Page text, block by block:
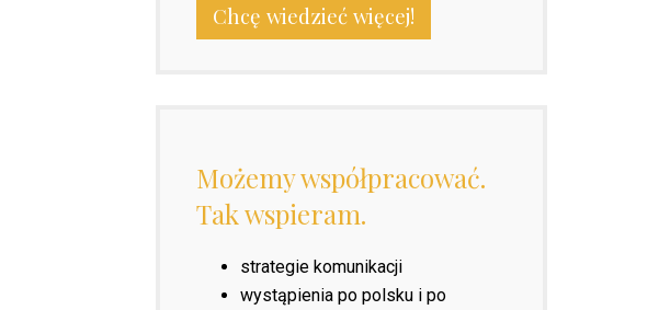
Chcę wiedzieć więcej!
Możemy współpracować.
Tak wspieram.
strategie komunikacji
wystąpienia po polsku i po